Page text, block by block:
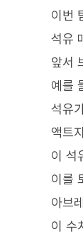
이번
석유
앞서
예를
석유
액트
이 석
이를
아브
이 수